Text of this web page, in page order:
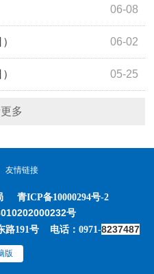
06-08
06-02
05-25
多
友情链接
青ICP备10000294号-2
号
路191号 电话：0971-8237487
版